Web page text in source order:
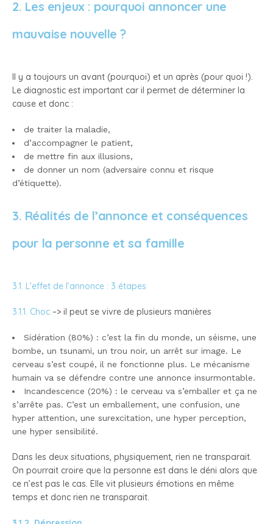
2. Les enjeux : pourquoi annoncer une
mauvaise nouvelle ?
Il y a toujours un avant (pourquoi) et un après (pour quoi !).
Le diagnostic est important car il permet de déterminer la
cause et donc :
de traiter la maladie,
d’accompagner le patient,
de mettre fin aux illusions,
de donner un nom (adversaire connu et risque
d’étiquette).
3. Réalités de l’annonce et conséquences
pour la personne et sa famille
3.1. L’effet de l’annonce : 3 étapes
3.1.1. Choc –> il peut se vivre de plusieurs manières
Sidération (80%) : c’est la fin du monde, un séisme, une
bombe, un tsunami, un trou noir, un arrêt sur image. Le
cerveau s’est coupé, il ne fonctionne plus. Le mécanisme
humain va se défendre contre une annonce insurmontable.
Incandescence (20%) : le cerveau va s’emballer et ça ne
s’arrête pas. C’est un emballement, une confusion, une
hyper attention, une surexcitation, une hyper perception,
une hyper sensibilité.
Dans les deux situations, physiquement, rien ne transparait.
On pourrait croire que la personne est dans le déni alors que
ce n’est pas le cas. Elle vit plusieurs émotions en même
temps et donc rien ne transparait.